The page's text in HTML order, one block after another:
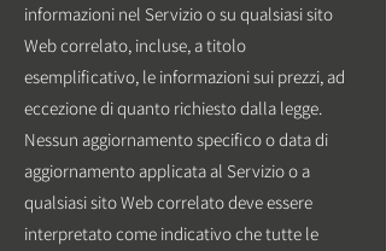
informazioni nel Servizio o su qualsiasi sito
Web correlato, incluse, a titolo
esemplificativo, le informazioni sui prezzi, ad
eccezione di quanto richiesto dalla legge.
Nessun aggiornamento specifico o data di
aggiornamento applicata al Servizio o a
qualsiasi sito Web correlato deve essere
interpretato come indicativo che tutte le